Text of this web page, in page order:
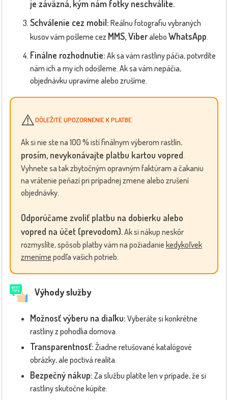
je záväzná, kým nám fotky neschválite.
Schválenie cez mobil: Reálnu fotografiu vybraných
kusov vám pošleme cez MMS, Viberalebo WhatsApp.
Finálne rozhodnutie: Ak sa vám rastliny páčia, potvrdíte
nám ich a my ich odošleme. Ak sa vám nepáčia,
objednávku upravíme alebo zrušíme.
⚠️DÔLEŽITÉ UPOZORNENIE K PLATBE
Ak si nie ste na 100 % istí finálnym výberom rastlín,
prosím, nevykonávajte platbu kartou vopred.
Vyhnete sa tak zbytočným opravným faktúram a čakaniu
na vrátenie peňazí pri prípadnej zmene alebo zrušení
objednávky.
Odporúčame zvoliť platbu na dobierku alebo
vopred na účet (prevodom).Ak si nákup neskôr
rozmyslíte, spôsob platby vám na požiadanie kedykoľvek
zmeníme podľa vašich potrieb.
Výhody služby
Možnosť výberu na diaľku: Vyberáte si konkrétne
rastliny z pohodlia domova.
Transparentnosť: Žiadne retušované katalógové
obrázky, ale poctivá realita.
Bezpečný nákup: Za službu platíte len v prípade, že si
rastliny skutočne kúpite.